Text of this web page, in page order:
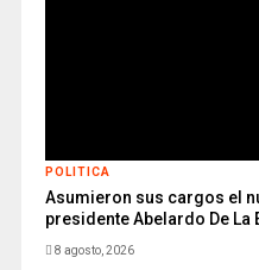
POLITICA
Asumieron sus cargos el
presidente Abelardo De La
8 agosto, 2026